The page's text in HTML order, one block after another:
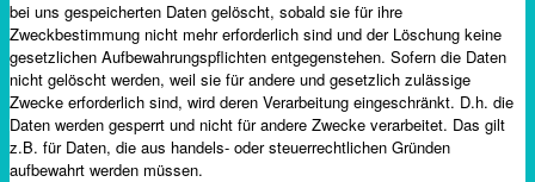
bei uns gespeicherten Daten gelöscht, sobald sie für ihre
Zweckbestimmung nicht mehr erforderlich sind und der Löschung keine
gesetzlichen Aufbewahrungspflichten entgegenstehen. Sofern die Daten
nicht gelöscht werden, weil sie für andere und gesetzlich zulässige
Zwecke erforderlich sind, wird deren Verarbeitung eingeschränkt. D.h. die
Daten werden gesperrt und nicht für andere Zwecke verarbeitet. Das gilt
z.B. für Daten, die aus handels- oder steuerrechtlichen Gründen
aufbewahrt werden müssen.